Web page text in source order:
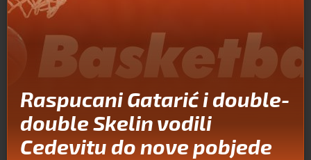
Raspucani Gatarić i double-
double Skelin vodili
Cedevitu do nove pobjede